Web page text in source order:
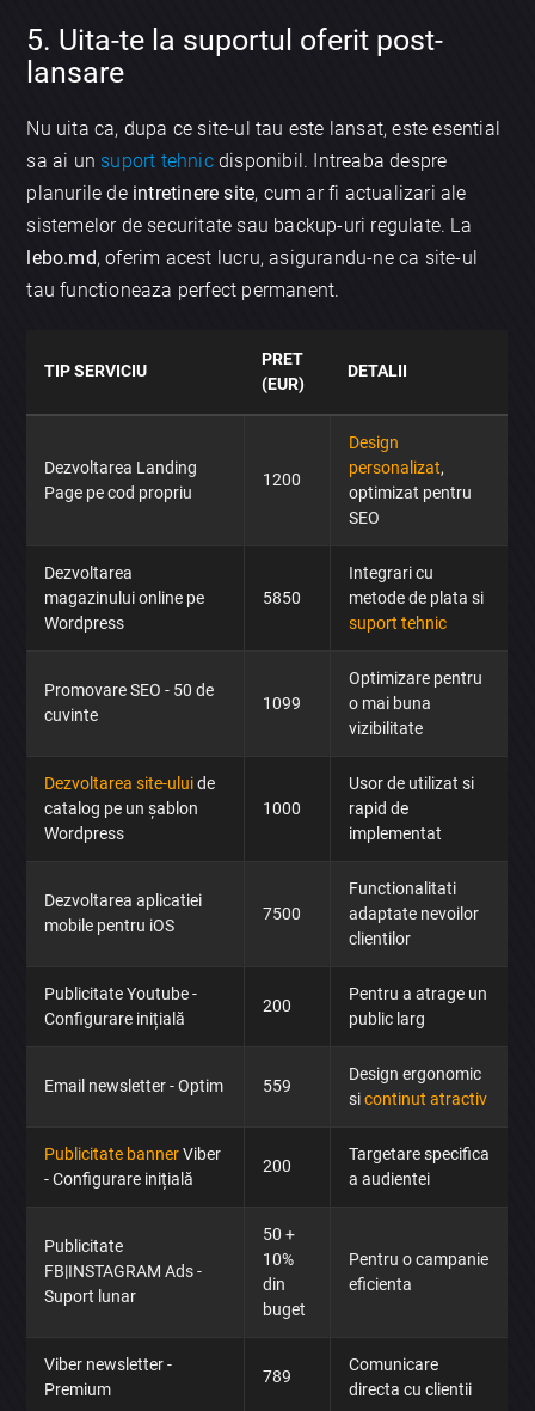
5. Uita-te la suportul oferit post-
lansare
Nu uita ca, dupa ce site-ul tau este lansat, este esential
sa ai un suport tehnicdisponibil. Intreaba despre
planurile de intretinere site, cum ar fi actualizari ale
sistemelor de securitate sau backup-uri regulate. La
lebo.md, oferim acest lucru, asigurandu-ne ca site-ul
tau functioneaza perfect permanent.
TIP SERVICIU
PRET
(EUR)
DETALII
Dezvoltarea Landing
Page pe cod propriu
1200
Design
personalizat,
optimizat pentru
SEO
Dezvoltarea
magazinului online pe
Wordpress
5850
Integrari cu
metode de plata si
suport tehnic
Promovare SEO - 50 de
cuvinte
1099
Optimizare pentru
o mai buna
vizibilitate
Dezvoltarea site-uluide
catalog pe un șablon
Wordpress
1000
Usor de utilizat si
rapid de
implementat
Dezvoltarea aplicatiei
mobile pentru iOS
7500
Functionalitati
adaptate nevoilor
clientilor
Publicitate Youtube -
Configurare inițială
200
Pentru a atrage un
public larg
Email newsletter - Optim 559
Design ergonomic
sicontinut atractiv
Publicitate bannerViber
- Configurare inițială
200
Targetare specifica
a audientei
Publicitate
FB|INSTAGRAM Ads -
Suport lunar
50 +
10%
din
buget
Pentru o campanie
eficienta
Viber newsletter -
Premium
789
Comunicare
directa cu clientii